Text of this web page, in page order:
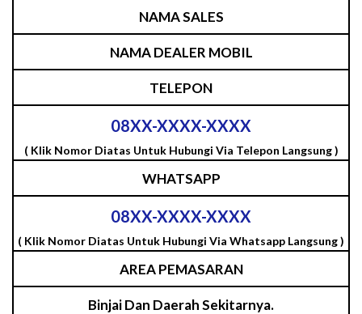
NAMA SALES
NAMA DEALER MOBIL
TELEPON
08XX-XXXX-XXXX
( Klik Nomor Diatas Untuk Hubungi Via Telepon Langsung )
WHATSAPP
08XX-XXXX-XXXX
( Klik Nomor Diatas Untuk Hubungi Via Whatsapp Langsung )
AREA PEMASARAN
Binjai Dan Daerah Sekitarnya.